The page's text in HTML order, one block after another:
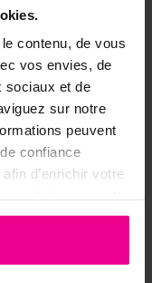
contenu, de vous
vos envies, de
sociaux et de
sur notre
peuvent
confiance
d’enrichir votre
bâtonnets,
protection,
vidéo
un
: